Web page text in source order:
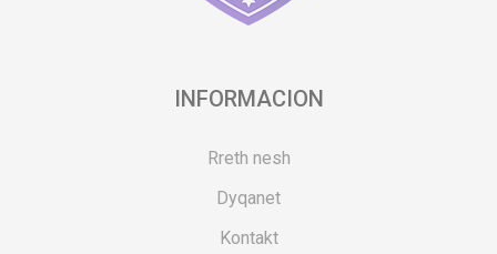
INFORMACION
Rreth nesh
Dyqanet
Kontakt